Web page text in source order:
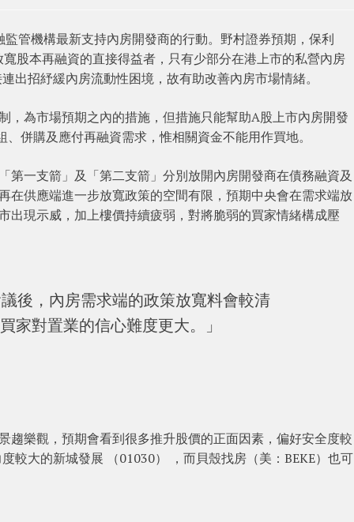
管機構最新支持內房開發商的行動。野村證券預期，保利
股本再融資的直接得益者，只有少部分在港上市的私營內房
出招紓緩內房流動性困境，故有助改善內房市場情緒。
，為市場預期之內的措施，但措施只能幫助A股上市內房開發
併購及應付再融資需求，惟相關資金不能用作買地。
一支箭」及「第二支箭」分別放開內房開發商在債務融資及
在供應端進一步放寬政策的空間有限，預期中央會在需求端放
出現示威，加上樓價持續疲弱，對將脆弱的買家情緒構成壓
後，內房需求端的政策放寬料會較清
家對置業的信心難度更大。」
趨樂觀，預期會看到很多推升股價的正面因素，偏好安全度較
較大的新城發展 （01030） ，而貝殼找房（美：BEKE）也可